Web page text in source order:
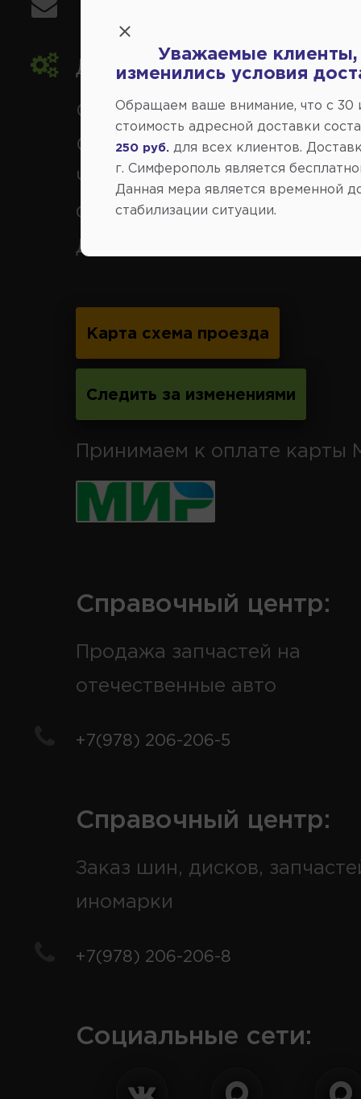
Доставка автозапчастей,
Симферополь и районы,
Севастополь, Ялта,
Черноморское, Саки,
Феодосия, Старый Крым,
Джанкой.
Карта схема проезда
Следить за изменениями
Принимаем к оплате карты
Справочный центр:
Продажа запчастей на
отечественные авто
+7(978) 206-206-5
Справочный центр:
Заказ шин, дисков,
иномарки
+7(978) 206-206-8
Социальные сети:
Уважаемые клиенты,
изменились условия
Обращаем ваше внимание, что c 30
стоимость адресной доставки
250 руб. для всех клиентов.
г. Симферополь является
Данная мера является временной
стабилизации ситуации.